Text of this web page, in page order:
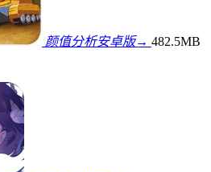
颜值分析安卓版→ 482.5MB